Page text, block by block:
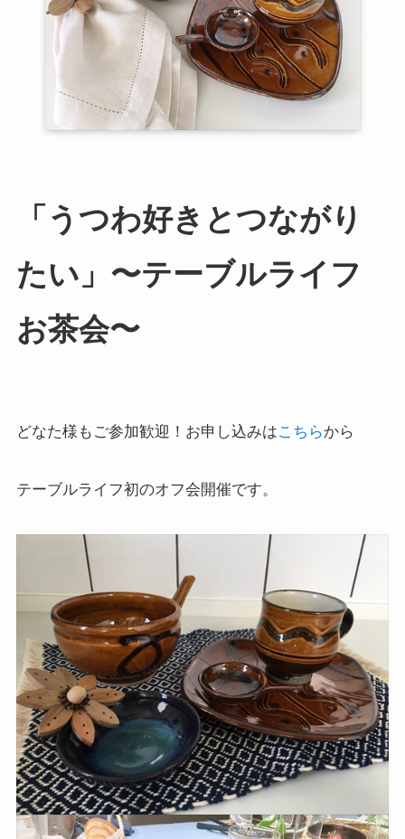
「うつわ好きとつながり
たい」〜テーブルライフ
お茶会〜
どなた様もご参加歓迎！お申し込みはこちらから
テーブルライフ初のオフ会開催です。